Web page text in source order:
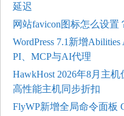
延迟
网站favicon图标怎么设
WordPress 7.1新增
PI、MCP与AI代理
HawkHost 2026年8月主
高性能主机同步折扣
FlyWP新增全局命令面板